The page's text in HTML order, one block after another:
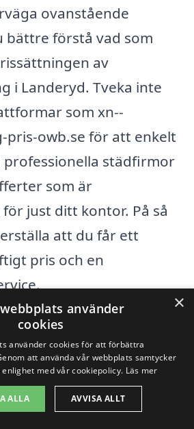
ovanstående
bättre förstå vad som
av
i Landeryd. Tveka inte
som xn--
pris-owb.se för att enkelt
städfirmor
som är
just ditt kontor. På så
att du får ett
pris och en
gratis och utan
×
använder
cookies
använder cookies för att förbättra
att använda vår webbplats samtycker
med vår cookiepolicy. Läs mer
ALLA AVVISA ALLT